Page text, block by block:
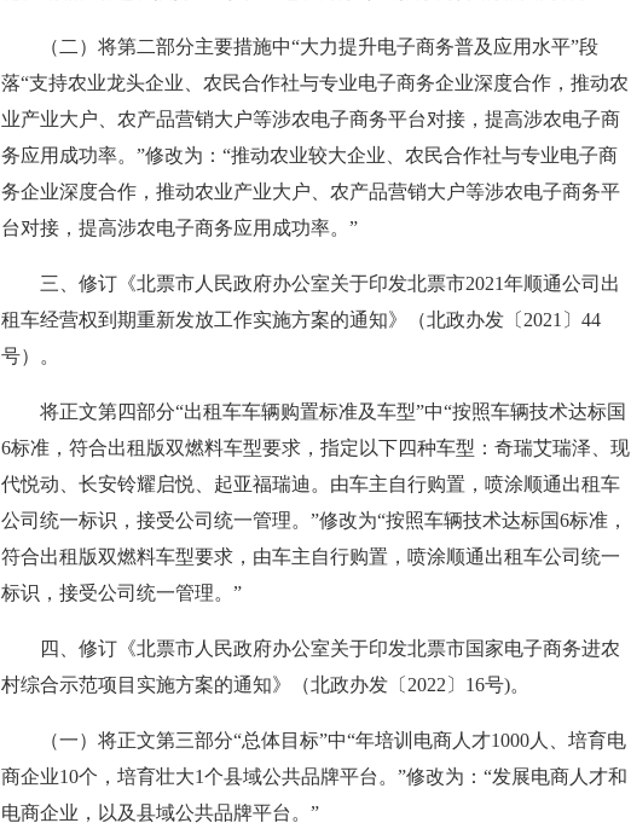
（二）将第二部分主要措施中“大力提升电子商务普及应用水平”段
落“支持农业龙头企业、农民合作社与专业电子商务企业深度合作，推动农
业产业大户、农产品营销大户等涉农电子商务平台对接，提高涉农电子商
务应用成功率。”修改为：“推动农业较大企业、农民合作社与专业电子商
务企业深度合作，推动农业产业大户、农产品营销大户等涉农电子商务平
台对接，提高涉农电子商务应用成功率。”
三、修订《北票市人民政府办公室关于印发北票市2021年顺通公司出
租车经营权到期重新发放工作实施方案的通知》（北政办发〔2021〕44
号）。
将正文第四部分“出租车车辆购置标准及车型”中“按照车辆技术达标国
6标准，符合出租版双燃料车型要求，指定以下四种车型：奇瑞艾瑞泽、现
代悦动、长安铃耀启悦、起亚福瑞迪。由车主自行购置，喷涂顺通出租车
公司统一标识，接受公司统一管理。”修改为“按照车辆技术达标国6标准，
符合出租版双燃料车型要求，由车主自行购置，喷涂顺通出租车公司统一
标识，接受公司统一管理。”
四、修订《北票市人民政府办公室关于印发北票市国家电子商务进农
村综合示范项目实施方案的通知》（北政办发〔2022〕16号)。
（一）将正文第三部分“总体目标”中“年培训电商人才1000人、培育电
商企业10个，培育壮大1个县域公共品牌平台。”修改为：“发展电商人才和
电商企业，以及县域公共品牌平台。”